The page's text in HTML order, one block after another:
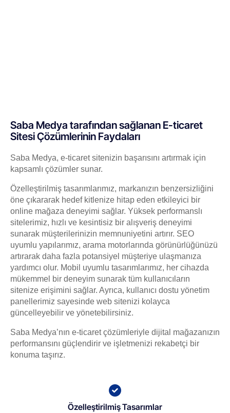
Saba Medya tarafından sağlanan E-ticaret
Sitesi Çözümlerinin Faydaları
Saba Medya, e-ticaret sitenizin başarısını artırmak için
kapsamlı çözümler sunar.
Özelleştirilmiş tasarımlarımız, markanızın benzersizliğini
öne çıkararak hedef kitlenize hitap eden etkileyici bir
online mağaza deneyimi sağlar. Yüksek performanslı
sitelerimiz, hızlı ve kesintisiz bir alışveriş deneyimi
sunarak müşterilerinizin memnuniyetini artırır. SEO
uyumlu yapılarımız, arama motorlarında görünürlüğünüzü
artırarak daha fazla potansiyel müşteriye ulaşmanıza
yardımcı olur. Mobil uyumlu tasarımlarımız, her cihazda
mükemmel bir deneyim sunarak tüm kullanıcıların
sitenize erişimini sağlar. Ayrıca, kullanıcı dostu yönetim
panellerimiz sayesinde web sitenizi kolayca
güncelleyebilir ve yönetebilirsiniz.
Saba Medya’nın e-ticaret çözümleriyle dijital mağazanızın
performansını güçlendirir ve işletmenizi rekabetçi bir
konuma taşırız.
Özelleştirilmiş Tasarımlar